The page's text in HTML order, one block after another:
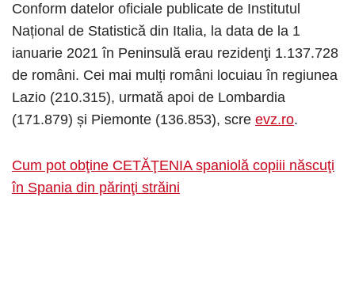
Conform datelor oficiale publicate de Institutul
Național de Statistică din Italia, la data de la 1
ianuarie 2021 în Peninsulă erau rezidenţi 1.137.728
de români. Cei mai mulți români locuiau în regiunea
Lazio (210.315), urmată apoi de Lombardia
(171.879) și Piemonte (136.853), scre evz.ro.
Cum pot obţine CETĂŢENIA spaniolă copiii născuţi
în Spania din părinţi străini